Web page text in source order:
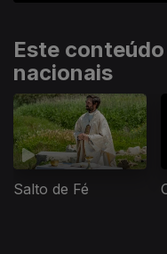
Este
nacionais
Salto de Fé